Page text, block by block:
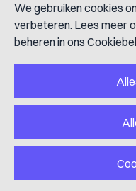
Contactgegevens
info@lexboost.com
Copyright © 2023-2026 Lexboost
We gebruiken cookies
verbeteren. Lees meer
beheren in ons